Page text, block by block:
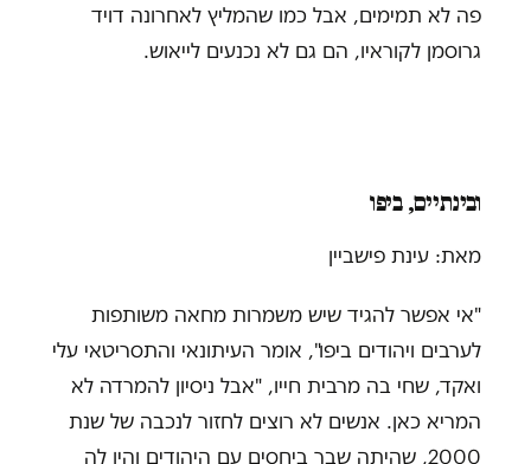
פה לא תמימים, אבל כמו שהמליץ לאחרונה דויד
גרוסמן לקוראיו, הם גם לא נכנעים לייאוש.
ובינתיים, ביפו
מאת: עינת פישביין
"אי אפשר להגיד שיש משמרות מחאה משותפות
לערבים ויהודים ביפו", אומר העיתונאי והתסריטאי עלי
ואקד, שחי בה מרבית חייו, "אבל ניסיון להמרדה לא
המריא כאן. אנשים לא רוצים לחזור לנכבה של שנת
2000, שהיתה שבר ביחסים עם היהודים והיו לה